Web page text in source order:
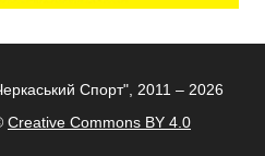
Спорт", 2011 – 2026
Creative Commons BY 4.0